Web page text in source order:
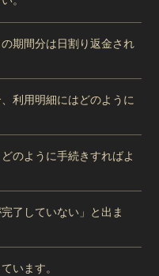
期間分は日割り返金され
利用明細にはどのように
のように手続きすればよ
了していない」と出ま
います。